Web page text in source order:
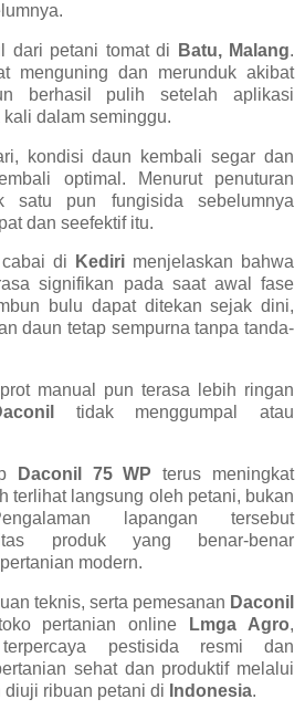
dari petani tomat di Batu, Malang.
menguning dan merunduk akibat
berhasil pulih setelah aplikasi
dalam seminggu.
kondisi daun kembali segar dan
optimal. Menurut penuturan
satu pun fungisida sebelumnya
dan seefektif itu.
di Kediri menjelaskan bahwa
signifikan pada saat awal fase
bulu dapat ditekan sejak dini,
daun tetap sempurna tanpa tanda-
manual pun terasa lebih ringan
tidak menggumpal atau
Daconil 75 WPterus meningkat
terlihat langsung oleh petani, bukan
lapangan tersebut
produk yang benar-benar
modern.
teknis, serta pemesanan Daconil
pertanian online
Lmga Agro,
pestisida resmi dan
sehat dan produktif melalui
ribuan petani di Indonesia.